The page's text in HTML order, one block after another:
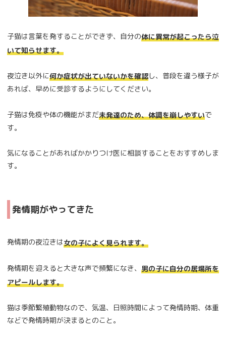
子猫は言葉を発することができず、自分の体に異常が起こったら泣
いて知らせます。
夜泣き以外に何か症状が出ていないかを確認し、普段を違う様子が
あれば、早めに受診するようにしてください。
子猫は免疫や体の機能がまだ未発達のため、体調を崩しやすいで
す。
気になることがあればかかりつけ医に相談することをおすすめしま
す。
発情期がやってきた
発情期の夜泣きは女の子によく見られます。
発情期を迎えると大きな声で頻繁になき、 男の子に自分の居場所を
アピールします。
猫は季節繁殖動物なので、気温、日照時間によって発情時期、体重
などで発情時期が決まるとのこと。